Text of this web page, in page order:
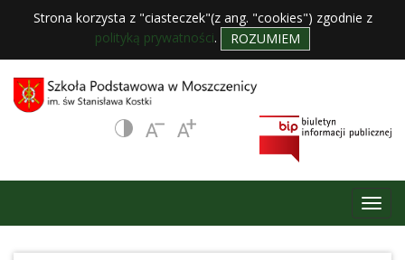
Strona korzysta z "ciasteczek"(z ang. "cookies") zgodnie z
polityką prywatności. ROZUMIEM